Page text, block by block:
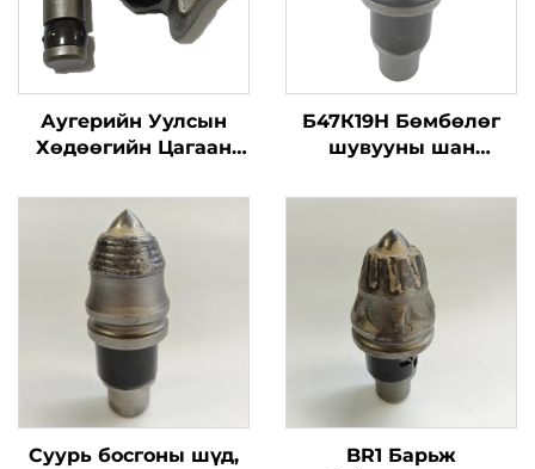
Аугерийн Уулсын
Хөдөөгийн Цагаан
Катоо Буллуу Тээт
C31HD B47K22H Бор
Пил Дулаан
Зогсоолын Машин
Б47К19Н Бөмбөлөг
шувууны шан
ажиллагаатай
барилгын машин
механизм хэсэг
Суурь босгоны шүд,
BR1 Барьж